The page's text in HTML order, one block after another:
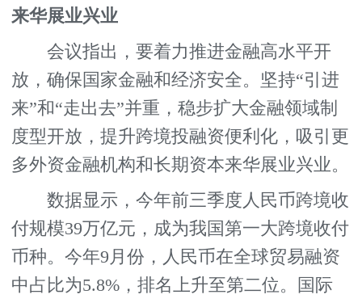
来华展业兴业
会议指出，要着力推进金融高水平开
放，确保国家金融和经济安全。坚持“引进
来”和“走出去”并重，稳步扩大金融领域制
度型开放，提升跨境投融资便利化，吸引更
多外资金融机构和长期资本来华展业兴业。
数据显示，今年前三季度人民币跨境收
付规模39万亿元，成为我国第一大跨境收付
币种。今年9月份，人民币在全球贸易融资
中占比为5.8%，排名上升至第二位。国际